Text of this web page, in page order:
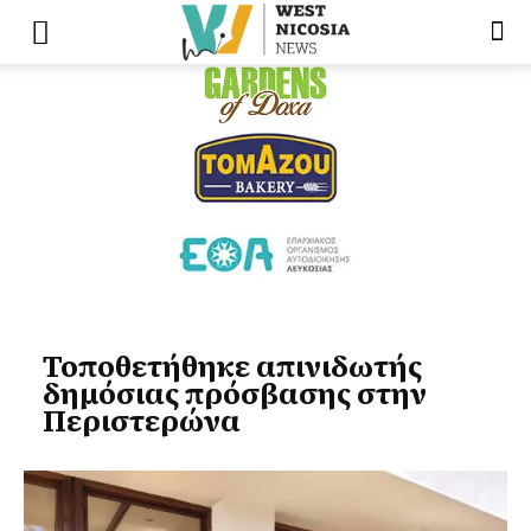
Τοποθετήθηκε απινιδωτής
δημόσιας πρόσβασης στην
Περιστερώνα